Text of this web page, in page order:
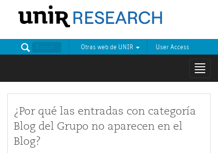
User Access
Otras web de UNIR
¿Por qué las entradas con categoría
Blog del Grupo no aparecen en el
Blog?